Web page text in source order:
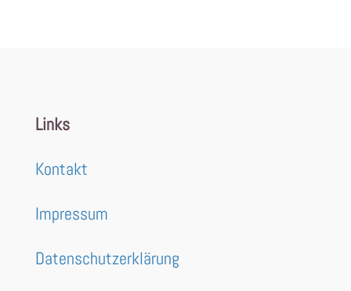
Links
Kontakt
Impressum
Datenschutzerklärung